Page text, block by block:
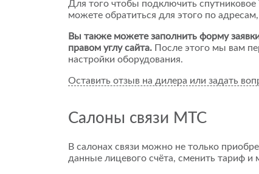
Для того чтобы подключить
можете обратиться для этого по
Вы также можете заполнить форму
правом углу сайта. После этого мы вам
настройки оборудования.
Оставить отзыв на дилера или задать
Салоны связи МТС
В салонах связи можно не только
данные лицевого счёта, сменить тариф и